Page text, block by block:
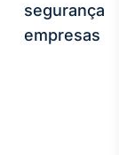
segurança
empresas